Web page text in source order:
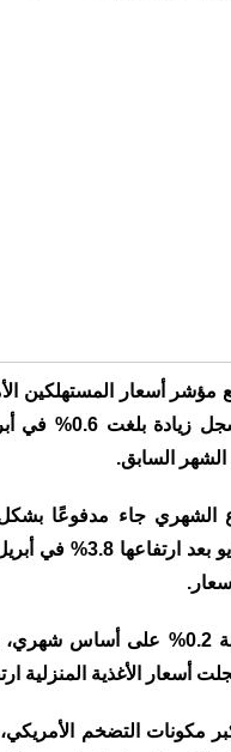
مقارنة بشهر
الشهر السابق.
الشهري جاء مدفوعًا
كما ارتفع مؤشر الغذاء بنسبة